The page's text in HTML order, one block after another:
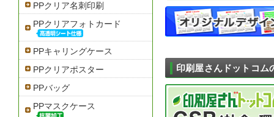
印刷屋さんドットコム
PPクリア名刺印刷
PPクリアフォトカード
PPキャリングケース
PPクリアポスター
PPバッグ
PPマスクケース